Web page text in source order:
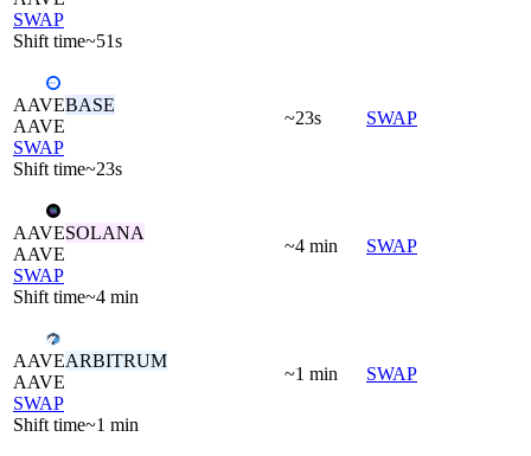
SWAP
Shift time~51s
AAVEBASE
AAVE
SWAP
Shift time~23s
~23s SWAP
AAVESOLANA
AAVE
SWAP
Shift time~4 min
~4 min SWAP
AAVEARBITRUM
AAVE
SWAP
Shift time~1 min
~1 min SWAP